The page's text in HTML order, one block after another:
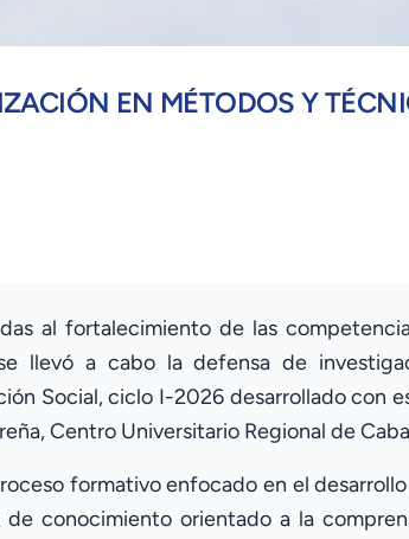
EN MÉTODOS Y
al fortalecimiento de las
llevó a cabo la defensa de
Social, ciclo I-2026 desarrollado con
Centro Universitario Regional de
formativo enfocado en el
conocimiento orientado a la